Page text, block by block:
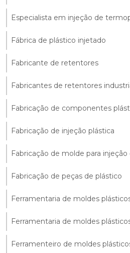
Especialista em injeção de
Fábrica de plástico injetado
Fabricante de retentores
Fabricantes de retentores
Fabricação de componentes
Fabricação de injeção plástica
Fabricação de molde para
Fabricação de peças de plástico
Ferramentaria de moldes
Ferramentaria de moldes
Ferramenteiro de moldes